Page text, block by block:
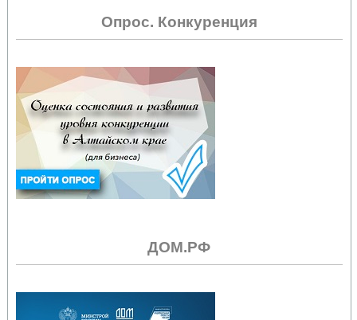
Опрос. Конкуренция
ДОМ.РФ